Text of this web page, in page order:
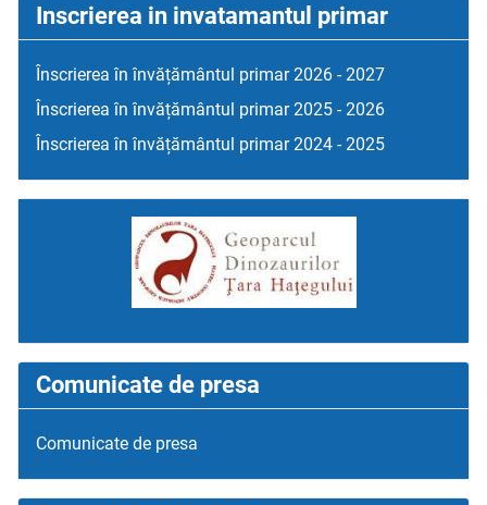
Inscrierea in invatamantul primar
Înscrierea în învățământul primar 2026 - 2027
Înscrierea în învățământul primar 2025 - 2026
Înscrierea în învățământul primar 2024 - 2025
Comunicate de presa
Comunicate de presa